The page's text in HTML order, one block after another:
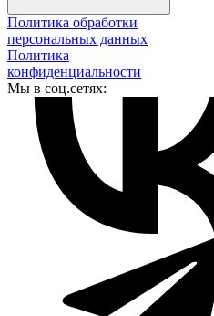
Политика обработки
персональных данных
Политика
конфиденциальности
Мы в соц.сетях: